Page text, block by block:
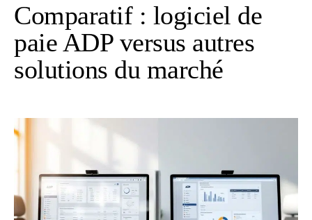
Comparatif : logiciel de
paie ADP versus autres
solutions du marché